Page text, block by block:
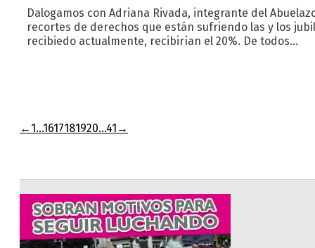
Dalogamos con Adriana Rivada, integrante del
recortes de derechos que están sufriendo las y los
recibiedo actualmente, recibirían el 20%. De todos…
← 1…1617181920…41 →